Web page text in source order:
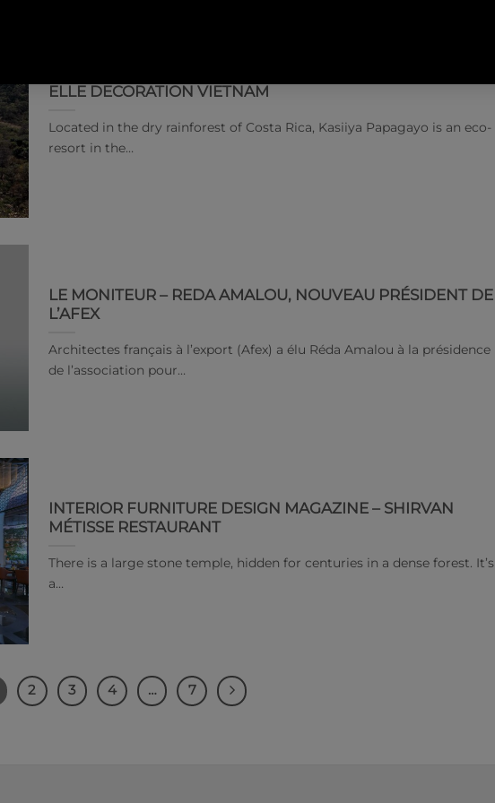
ELLE DECORATION VIETNAM
Located in the dry rainforest of Costa Rica, Kasiiya Papagayo is an eco-
resort in the…
LE MONITEUR – REDA AMALOU, NOUVEAU PRÉSIDENT DE
L’AFEX
Architectes français à l’export (Afex) a élu Réda Amalou à la présidence
de l’association pour…
INTERIOR FURNITURE DESIGN MAGAZINE – SHIRVAN
MÉTISSE RESTAURANT
There is a large stone temple, hidden for centuries in a dense forest. It’s
a…
2 3 4 … 7